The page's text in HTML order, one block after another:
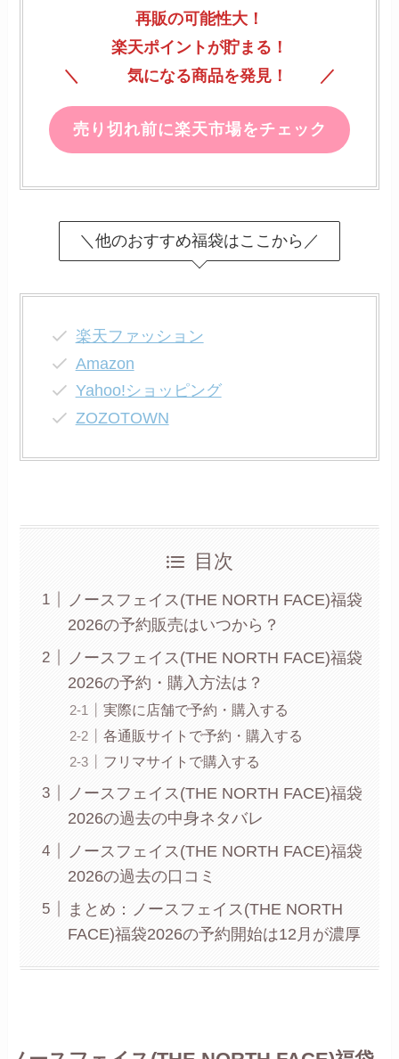
再販の可能性大！
楽天ポイントが貯まる！
＼ 気になる商品を発見！ ／
売り切れ前に楽天市場をチェック
＼他のおすすめ福袋はここから／
楽天ファッション
Amazon
Yahoo!ショッピング
ZOZOTOWN
目次
ノースフェイス(THE NORTH FACE)福袋
2026の予約販売はいつから？
ノースフェイス(THE NORTH FACE)福袋
2026の予約・購入方法は？
実際に店舗で予約・購入する
各通販サイトで予約・購入する
フリマサイトで購入する
ノースフェイス(THE NORTH FACE)福袋
2026の過去の中身ネタバレ
ノースフェイス(THE NORTH FACE)福袋
2026の過去の口コミ
まとめ：ノースフェイス(THE NORTH
FACE)福袋2026の予約開始は12月が濃厚